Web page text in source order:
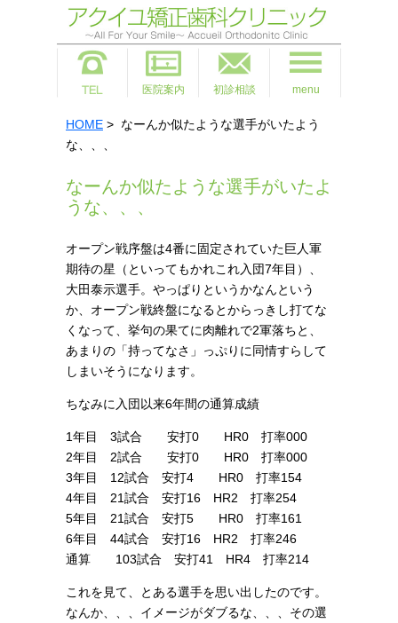
医院案内 初診相談 menu
HOME > なーんか似たような選手がいたよう
な、、、
なーんか似たような選手がいたよ
うな、、、
オープン戦序盤は4番に固定されていた巨人軍
期待の星（といってもかれこれ入団7年目）、
大田泰示選手。 やっぱりというかなんという
か、オープン戦終盤になるとからっきし打てな
くなって、挙句の果てに肉離れで2軍落ちと、
あまりの「持ってなさ」っぷりに同情すらして
しまいそうになります。
ちなみに入団以来6年間の通算成績
1年目 3試合 安打0 HR0 打率000
2年目 2試合 安打0 HR0 打率000
3年目 12試合 安打4 HR0 打率154
4年目 21試合 安打16 HR2 打率254
5年目 21試合 安打5 HR0 打率161
6年目 44試合 安打16 HR2 打率246
通算 103試合 安打41 HR4 打率214
これを見て、とある選手を思い出したのです。
なんか、、、イメージがダブるな、、、その選